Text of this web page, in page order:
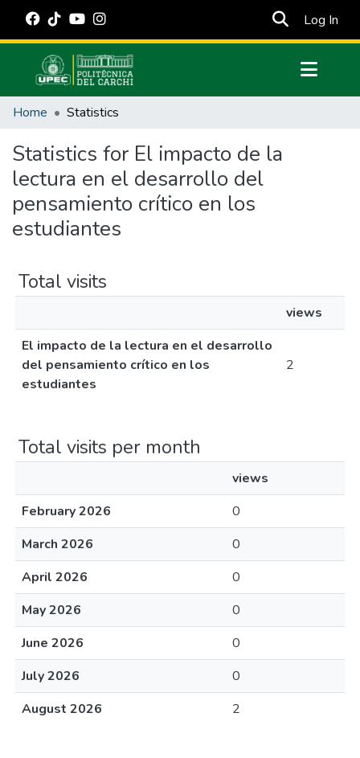
Log In
Communities & Collections
Estadísticas Externas
Manuales
Home Statistics
Statistics for El impacto de la
lectura en el desarrollo del
pensamiento crítico en los
estudiantes
Total visits
views
El impacto de la lectura en el desarrollo
del pensamiento crítico en los
estudiantes
2
Total visits per month
views
February 2026
0
March 2026
0
April 2026
0
May 2026
0
June 2026
0
July 2026
0
August 2026
2